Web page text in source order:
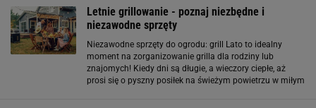
Letnie grillowanie - poznaj niezbędne i
niezawodne sprzęty
Niezawodne sprzęty do ogrodu: grill Lato to idealny
moment na zorganizowanie grilla dla rodziny lub
znajomych! Kiedy dni są długie, a wieczory ciepłe, aż
prosi się o pyszny posiłek na świeżym powietrzu w miłym